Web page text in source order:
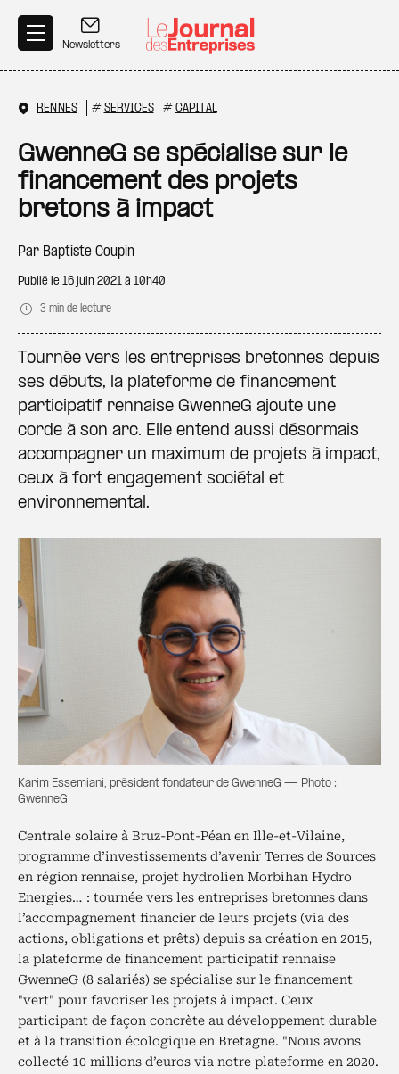
Newsletters
RENNES # SERVICES # CAPITAL
GwenneG se spécialise sur le
financement des projets
bretons à impact
Par Baptiste Coupin
Publié le 16 juin 2021 à 10h40
3 min de lecture
Tournée vers les entreprises bretonnes depuis
ses débuts, la plateforme de financement
participatif rennaise GwenneG ajoute une
corde à son arc. Elle entend aussi désormais
accompagner un maximum de projets à impact,
ceux à fort engagement sociétal et
environnemental.
Karim Essemiani, président fondateur de GwenneG — Photo :
GwenneG
Centrale solaire à Bruz-Pont-Péan en Ille-et-Vilaine,
programme d’investissements d’avenir Terres de Sources
en région rennaise, projet hydrolien Morbihan Hydro
Energies… : tournée vers les entreprises bretonnes dans
l’accompagnement financier de leurs projets (via des
actions, obligations et prêts) depuis sa création en 2015,
la plateforme de financement participatif rennaise
GwenneG (8 salariés) se spécialise sur le financement
"vert" pour favoriser les projets à impact. Ceux
participant de façon concrète au développement durable
et à la transition écologique en Bretagne. "Nous avons
collecté 10 millions d’euros via notre plateforme en 2020.